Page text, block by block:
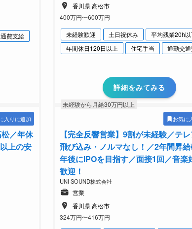
費支給
香川県 高松市
400万円〜600万円
未経験歓迎 土日祝休み
平均残業20h
年間休日120日以上
住宅手当 通勤交
詳細をみてみる
入りに追加
／年休
上の安
未経験から月給30万円以上
お気に
【完全反響営業】9割が未経験／テレ
飛び込み・ノルマなし！／2年間昇
年後にIPOを目指す／面接1回／音楽
歓迎！
UNI SOUND株式会社
営業
香川県 高松市
324万円〜416万円